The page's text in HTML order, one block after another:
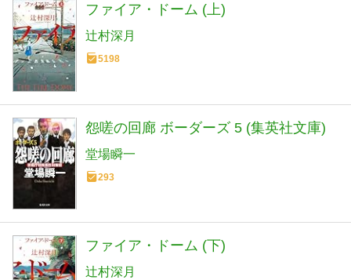
ファイア・ドーム (上)
辻村深月
5198
怨嗟の回廊 ボーダーズ 5 (集英社文庫)
堂場瞬一
293
ファイア・ドーム (下)
辻村深月